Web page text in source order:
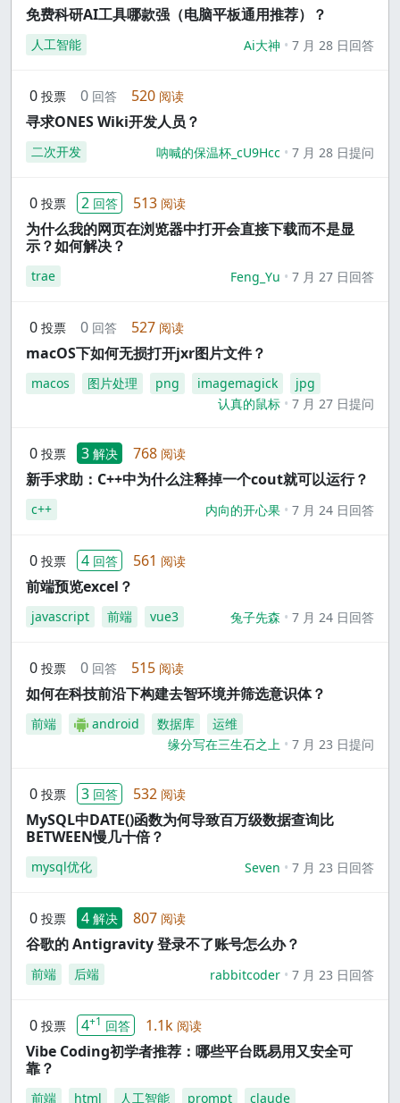
免费科研AI工具哪款强（电脑平板通用推荐）？
人工智能 Ai大神 7 月 28 日回答
0 投票 0 回答 520 阅读
寻求ONES Wiki开发人员？
二次开发 呐喊的保温杯_cU9Hcc 7 月 28 日提问
0 投票 2 回答 513 阅读
为什么我的网页在浏览器中打开会直接下载而不是显
示？如何解决？
trae Feng_Yu 7 月 27 日回答
0 投票 0 回答 527 阅读
macOS下如何无损打开jxr图片文件？
macos 图片处理 png imagemagick
jpg
认真的鼠标
7 月 27 日提问
0 投票 3 解决 768 阅读
新手求助：C++中为什么注释掉一个cout就可以运行？
c++ 内向的开心果 7 月 24 日回答
0 投票 4 回答 561 阅读
前端预览excel？
javascript 前端 vue3 兔子先森 7 月 24 日回答
0 投票 0 回答 515 阅读
如何在科技前沿下构建去智环境并筛选意识体？
前端 android 数据库
运维
缘分写在三生石之上
7 月 23 日提问
0 投票 3 回答 532 阅读
MySQL中DATE()函数为何导致百万级数据查询比
BETWEEN慢几十倍？
mysql优化 Seven 7 月 23 日回答
0 投票 4 解决 807 阅读
谷歌的 Antigravity 登录不了账号怎么办？
前端 后端 rabbitcoder 7 月 23 日回答
0 投票 4+1 回答 1.1k 阅读
Vibe Coding初学者推荐：哪些平台既易用又安全可
靠？
前端 html 人工智能 prompt claude